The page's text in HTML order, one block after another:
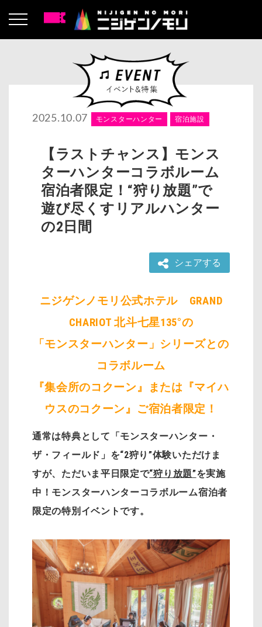
2025.10.07 モンスターハンター 宿泊施設
【ラストチャンス】モンス
ターハンターコラボルーム
宿泊者限定！“狩り放題”で
遊び尽くすリアルハンター
の2日間
シェアする
ニジゲンノモリ公式ホテル GRAND
CHARIOT 北斗七星135°の
「モンスターハンター」シリーズとの
コラボルーム
『集会所のコクーン』または『マイハ
ウスのコクーン』ご宿泊者限定！
通常は特典として「モンスターハンター・
ザ・フィールド」を“2狩り”体験いただけま
すが、ただいま平日限定で“狩り放題”を実施
中！モンスターハンターコラボルーム宿泊者
限定の特別イベントです。